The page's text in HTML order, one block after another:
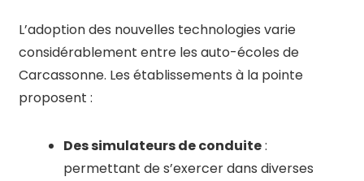
L’adoption des nouvelles technologies varie
considérablement entre les auto-écoles de
Carcassonne. Les établissements à la pointe
proposent :
Des simulateurs de conduite:
permettant de s’exercer dans diverses